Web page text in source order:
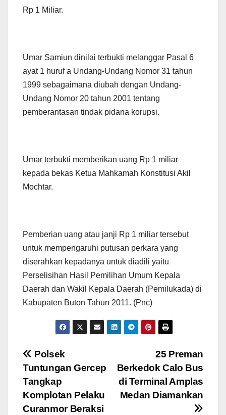
Rp 1 Miliar.
Umar Samiun dinilai terbukti melanggar Pasal 6
ayat 1 huruf a Undang-Undang Nomor 31 tahun
1999 sebagaimana diubah dengan Undang-
Undang Nomor 20 tahun 2001 tentang
pemberantasan tindak pidana korupsi.
Umar terbukti memberikan uang Rp 1 miliar
kepada bekas Ketua Mahkamah Konstitusi Akil
Mochtar.
Pemberian uang atau janji Rp 1 miliar tersebut
untuk mempengaruhi putusan perkara yang
diserahkan kepadanya untuk diadili yaitu
Perselisihan Hasil Pemilihan Umum Kepala
Daerah dan Wakil Kepala Daerah (Pemilukada) di
Kabupaten Buton Tahun 2011. (Pnc)
Navigasi
pos
25 Preman
Berkedok Calo Bus
di Terminal Amplas
Medan Diamankan
Polsek
Tuntungan Gercep
Tangkap
Komplotan Pelaku
Curanmor Beraksi